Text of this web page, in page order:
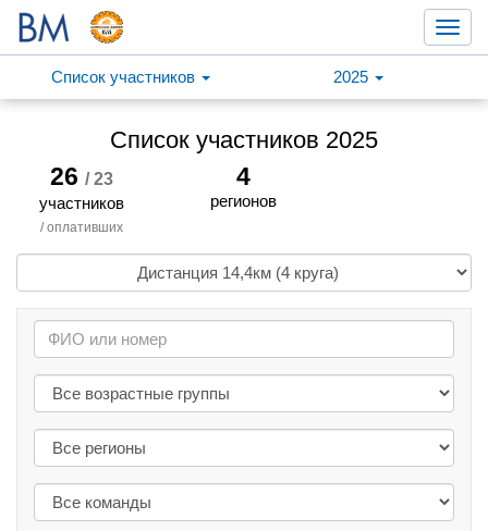
Список участников
2025
Список участников 2025
26 / 23
участников
/ оплативших
4
регионов